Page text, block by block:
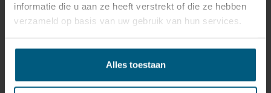
informatie die u aan ze heeft verstrekt of die ze hebben
verzameld op basis van uw gebruik van hun services.
Alles toestaan
TOPPER GOLD VITA-TALALAY LATEX